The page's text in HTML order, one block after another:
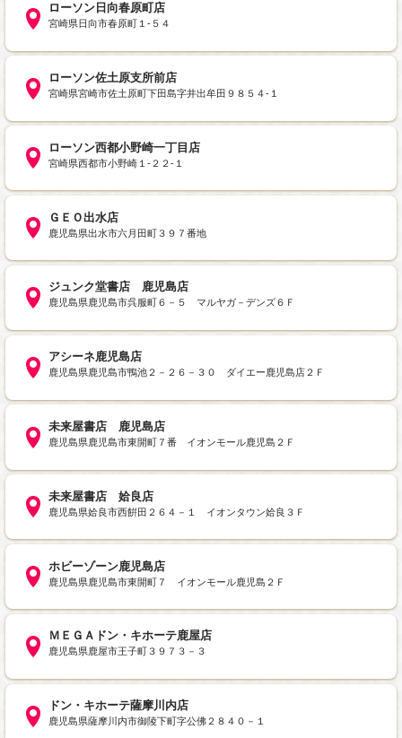
ローソン日向春原町店
宮崎県日向市春原町１‐５４
ローソン佐土原支所前店
宮崎県宮崎市佐土原町下田島字井出牟田９８５４‐１
ローソン西都小野崎一丁目店
宮崎県西都市小野崎１‐２２‐１
ＧＥＯ出水店
鹿児島県出水市六月田町３９７番地
ジュンク堂書店 鹿児島店
鹿児島県鹿児島市呉服町６－５ マルヤガ－デンズ６Ｆ
アシーネ鹿児島店
鹿児島県鹿児島市鴨池２－２６－３０ ダイエー鹿児島店２Ｆ
未来屋書店 鹿児島店
鹿児島県鹿児島市東開町７番 イオンモール鹿児島２Ｆ
未来屋書店 姶良店
鹿児島県姶良市西餠田２６４－１ イオンタウン姶良３Ｆ
ホビーゾーン鹿児島店
鹿児島県鹿児島市東開町７ イオンモール鹿児島２Ｆ
ＭＥＧＡドン・キホーテ鹿屋店
鹿児島県鹿屋市王子町３９７３－３
ドン・キホーテ薩摩川内店
鹿児島県薩摩川内市御陵下町字公佛２８４０－１